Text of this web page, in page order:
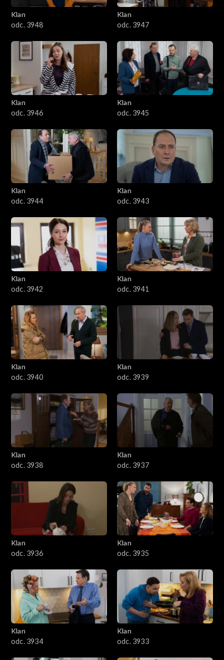
Klan
odc. 3948
Klan
odc. 3947
Klan
odc. 3946
Klan
odc. 3945
Klan
odc. 3944
Klan
odc. 3943
Klan
odc. 3942
Klan
odc. 3941
Klan
odc. 3940
Klan
odc. 3939
Klan
odc. 3938
Klan
odc. 3937
Klan
odc. 3936
Klan
odc. 3935
Klan
odc. 3934
Klan
odc. 3933